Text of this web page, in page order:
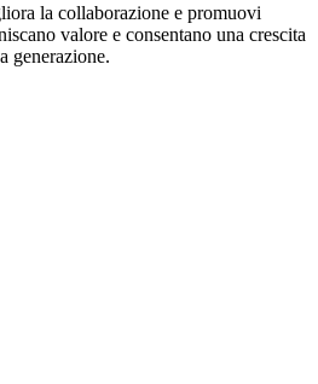
la collaborazione e promuovi
valore e consentano una crescita
generazione.